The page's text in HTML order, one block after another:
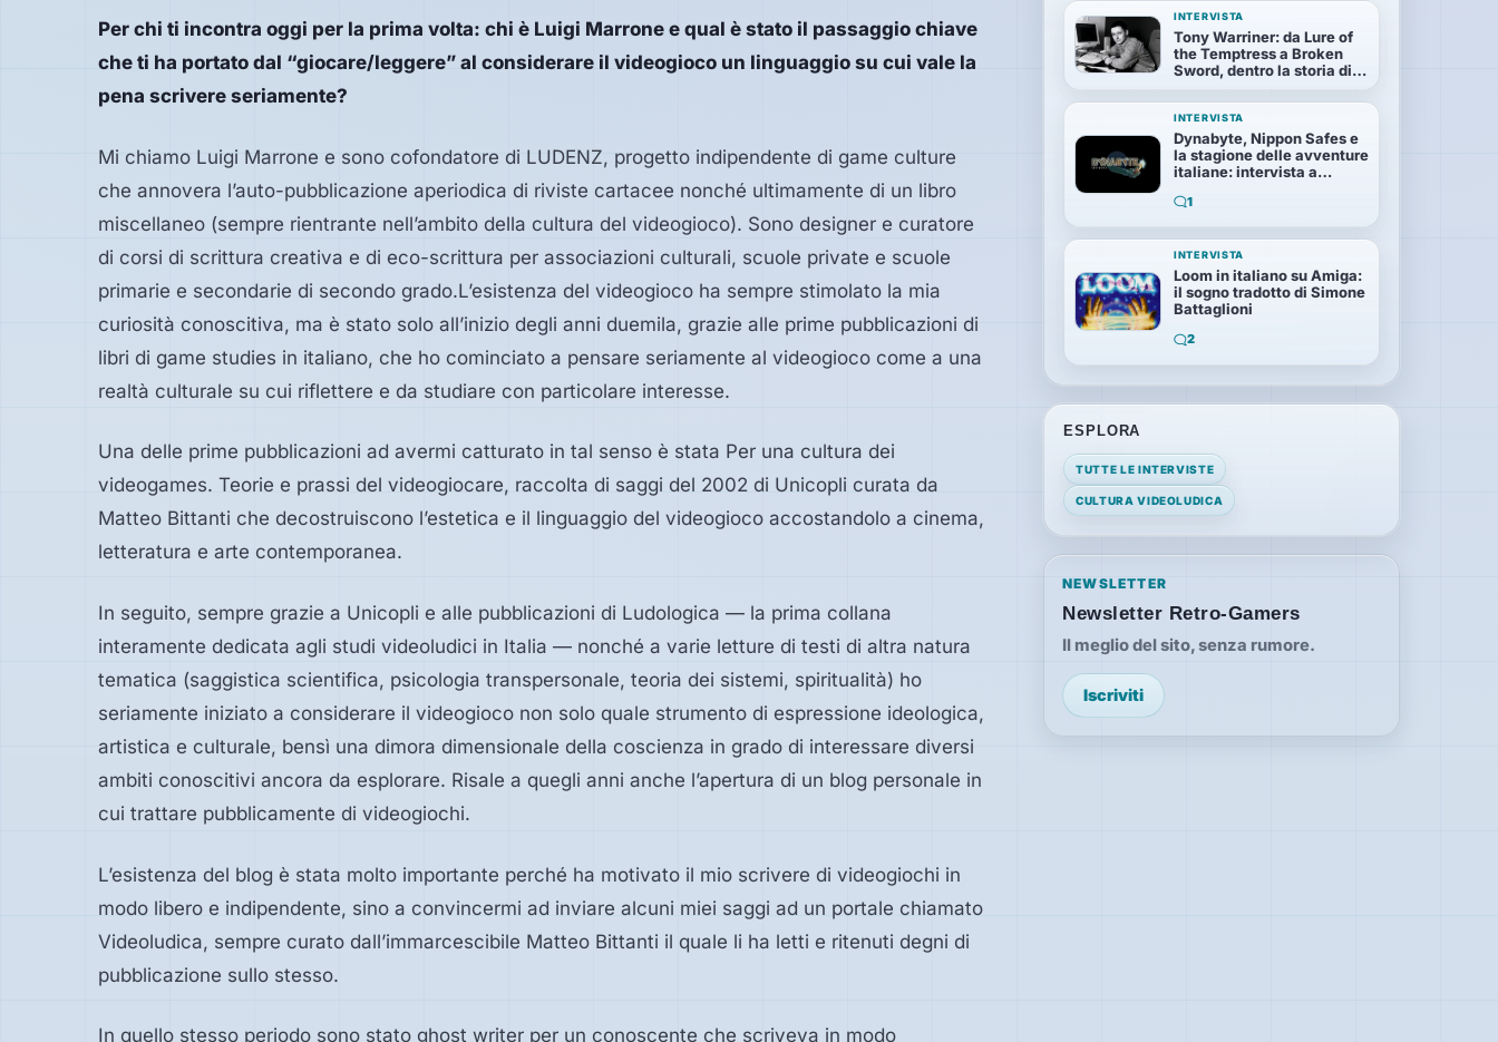
ArcadePer chi ti incontra oggi per la prima volta: chi è Luigi Marrone e qual è stato il passaggio chiave
che ti ha portato dal “giocare/leggere” al considerare il videogioco un linguaggio su cui vale la
pena scrivere seriamente?
Mi chiamo Luigi Marrone e sono cofondatore di LUDENZ, progetto indipendente di game culture
che annovera l’auto-pubblicazione aperiodica di riviste cartacee nonché ultimamente di un libro
miscellaneo (sempre rientrante nell’ambito della cultura del videogioco). Sono designer e curatore
di corsi di scrittura creativa e di eco-scrittura per associazioni culturali, scuole private e scuole
primarie e secondarie di secondo grado.L’esistenza del videogioco ha sempre stimolato la mia
curiosità conoscitiva, ma è stato solo all’inizio degli anni duemila, grazie alle prime pubblicazioni di
libri di game studies in italiano, che ho cominciato a pensare seriamente al videogioco come a una
realtà culturale su cui riflettere e da studiare con particolare interesse.
Una delle prime pubblicazioni ad avermi catturato in tal senso è stata Per una cultura dei
videogames. Teorie e prassi del videogiocare, raccolta di saggi del 2002 di Unicopli curata da
Matteo Bittanti che decostruiscono l’estetica e il linguaggio del videogioco accostandolo a cinema,
letteratura e arte contemporanea.
In seguito, sempre grazie a Unicopli e alle pubblicazioni di Ludologica — la prima collana
interamente dedicata agli studi videoludici in Italia — nonché a varie letture di testi di altra natura
tematica (saggistica scientifica, psicologia transpersonale, teoria dei sistemi, spiritualità) ho
seriamente iniziato a considerare il videogioco non solo quale strumento di espressione ideologica,
artistica e culturale, bensì una dimora dimensionale della coscienza in grado di interessare diversi
ambiti conoscitivi ancora da esplorare. Risale a quegli anni anche l’apertura di un blog personale in
cui trattare pubblicamente di videogiochi.
L’esistenza del blog è stata molto importante perché ha motivato il mio scrivere di videogiochi in
modo libero e indipendente, sino a convincermi ad inviare alcuni miei saggi ad un portale chiamato
Videoludica, sempre curato dall’immarcescibile Matteo Bittanti il quale li ha letti e ritenuti degni di
pubblicazione sullo stesso.
In quello stesso periodo sono stato ghost writer per un conoscente che scriveva in modo
INTERVISTA
Tony Warriner: da Lure of
the Temptress a Broken
Sword, dentro la storia di
INTERVISTA
Dynabyte, Nippon Safes e
la stagione delle avventure
italiane: intervista a
1
INTERVISTA
Loom in italiano su Amiga:
il sogno tradotto di Simone
Battaglioni
2
ESPLORA
TUTTE LE INTERVISTE
CULTURA VIDEOLUDICA
NEWSLETTER
Newsletter Retro-Gamers
Il meglio del sito, senza rumore.
Iscriviti